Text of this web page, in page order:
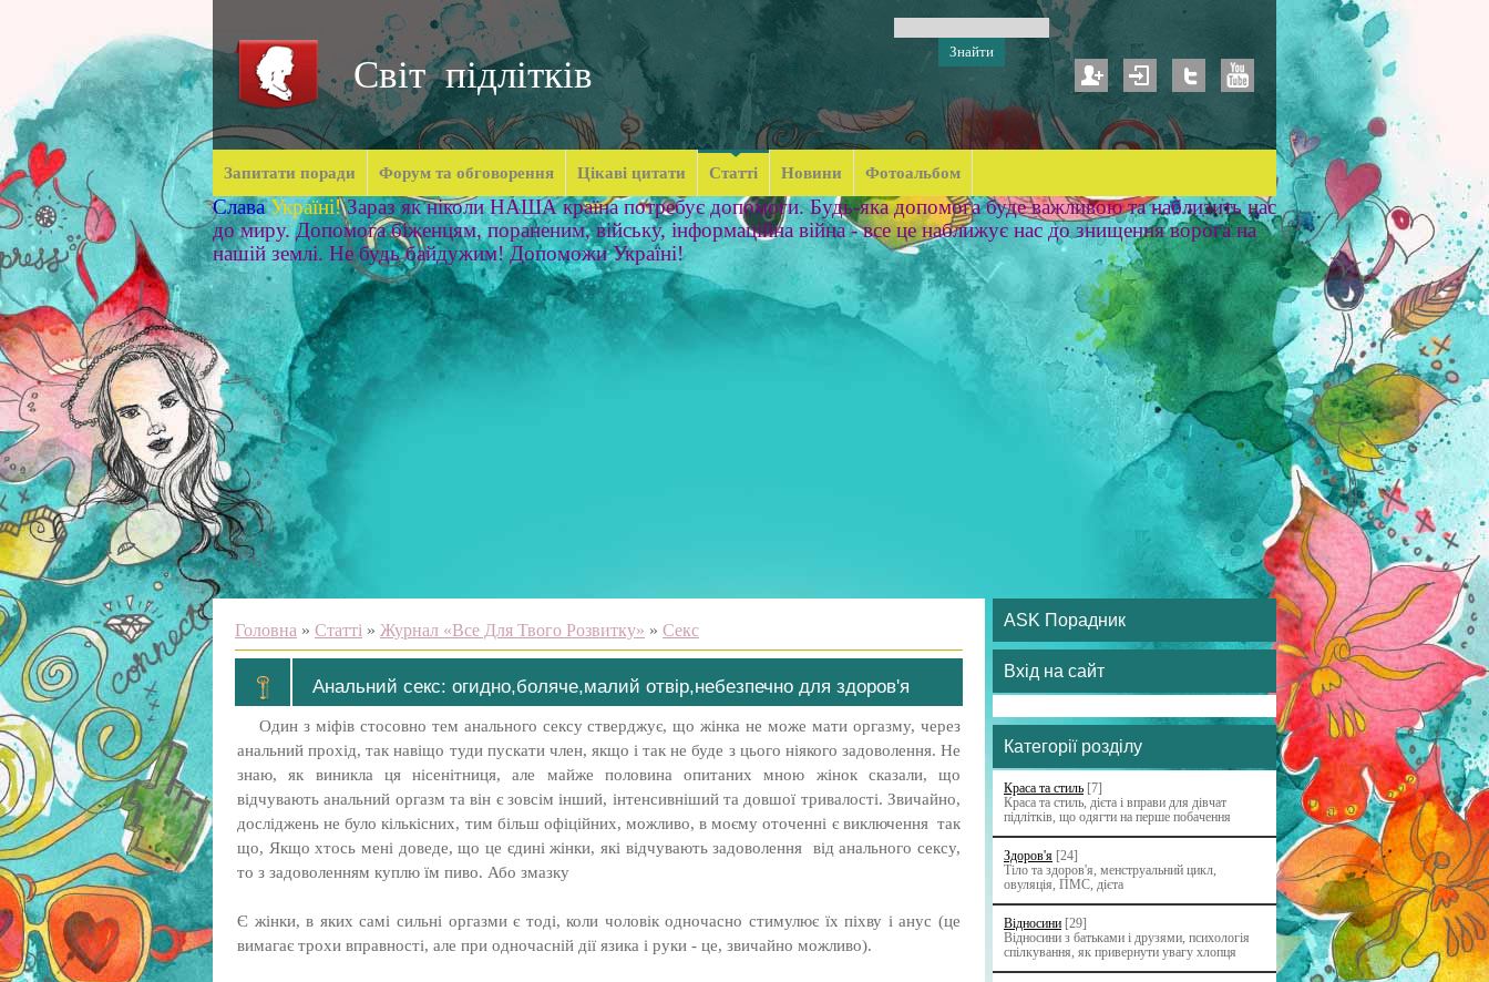
Світ підлітків
Запитати поради Форум та обговорення Цікаві цитати Статті Новини Фотоальбом
Слава Україні! Зараз як ніколи НАША країна потребує допомоги. Будь-яка допомога буде важливою та наблизить нас
до миру. Допомога біженцям, пораненим, війську, інформаційна війна - все це наближує нас до знищення ворога на
нашій землі. Не будь байдужим! Допоможи Україні!
Головна » Статті » Журнал «Все Для Твого Розвитку» » Секс
Анальний секс: огидно,боляче,малий отвір,небезпечно для здоров'я
Один з міфів стосовно тем анального сексу стверджує, що жінка не може мати оргазму, через
анальний прохід, так навіщо туди пускати член, якщо і так не буде з цього ніякого задоволення. Не
знаю, як виникла ця нісенітниця, але майже половина опитаних мною жінок сказали, що
відчувають анальний оргазм та він є зовсім інший, інтенсивніший та довшої тривалості. Звичайно,
досліджень не було кількісних, тим більш офіційних, можливо, в моєму оточенні є виключення так
що, Якщо хтось мені доведе, що це єдині жінки, які відчувають задоволення від анального сексу,
то з задоволенням куплю їм пиво. Або змазку
Є жінки, в яких самі сильні оргазми є тоді, коли чоловік одночасно стимулює їх піхву і анус (це
вимагає трохи вправності, але при одночасній дії язика і руки - це, звичайно можливо).
ASK Порадник
Вхід на сайт
Категорії розділу
Краса та стиль [7]
Краса та стиль, дієта і вправи для дівчат
підлітків, що одягти на перше побачення
Здоров'я [24]
Тіло та здоров'я, менструальний цикл,
овуляція, ПМС, дієта
Відносини [29]
Відносини з батьками i друзями, психологія
спілкування, як привернути увагу хлопця